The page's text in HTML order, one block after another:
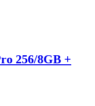
256/8GB +